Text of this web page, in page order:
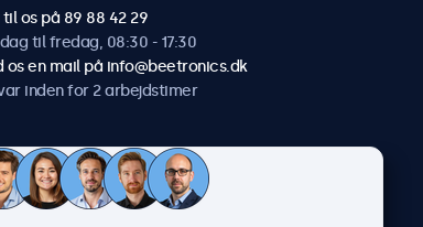
til os på 89 88 42 29
til fredag, 08:30 - 17:30
os en mail på info@beetronics.dk
inden for 2 arbejdstimer